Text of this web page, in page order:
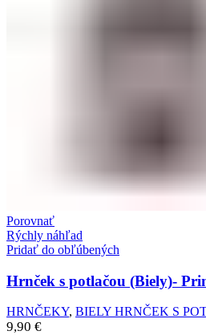
Porovnať
Rýchly náhľad
Pridať do obľúbených
Hrnček s potlačou (Biely)-
HRNČEKY, BIELY HRNČEK S
9,90 €